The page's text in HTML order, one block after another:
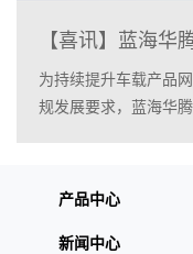
【喜讯】蓝海华
为持续提升车载产品
规发展要求，蓝海华
产品中心
新闻中心